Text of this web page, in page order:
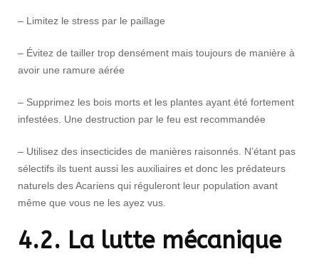
– Limitez le stress par le paillage
– Évitez de tailler trop densément mais toujours de manière à
avoir une ramure aérée
– Supprimez les bois morts et les plantes ayant été fortement
infestées. Une destruction par le feu est recommandée
– Utilisez des insecticides de manières raisonnés. N’étant pas
sélectifs ils tuent aussi les auxiliaires et donc les prédateurs
naturels des Acariens qui réguleront leur population avant
même que vous ne les ayez vus.
4.2. La lutte mécanique